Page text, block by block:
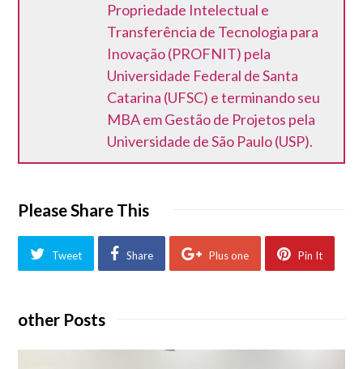
Propriedade Intelectual e
Transferência de Tecnologia para
Inovação (PROFNIT) pela
Universidade Federal de Santa
Catarina (UFSC) e terminando seu
MBA em Gestão de Projetos pela
Universidade de São Paulo (USP).
Please Share This
Tweet Share Plus one Pin It
other Posts